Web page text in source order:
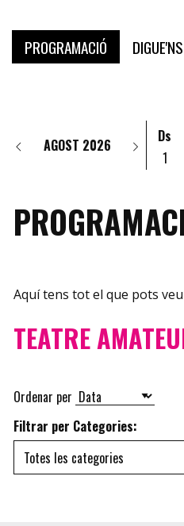
PROGRAMACIÓ
AGOST 2026
Ds
1
Aquí tens tot el que pots
TEATRE
Ordenar per
Filtrar per Categories: